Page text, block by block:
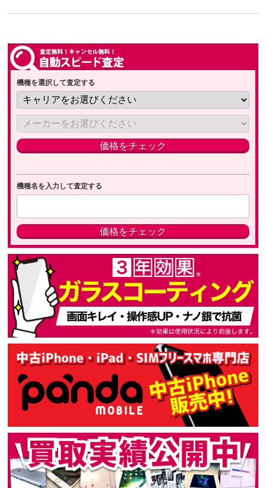
機種を選択して査定する
機種名を入力して査定する